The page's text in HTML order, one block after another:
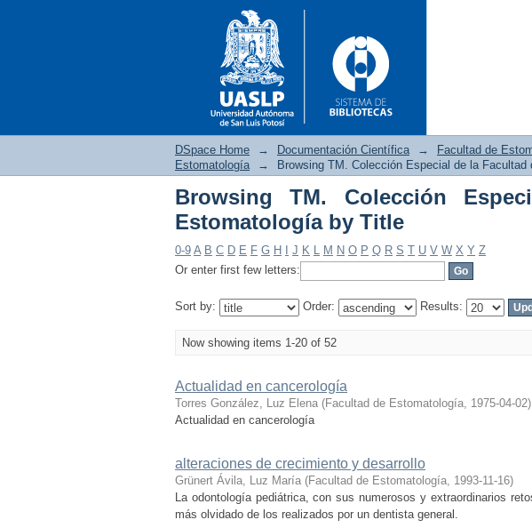
Browsing TM. Colección Especial
DSpace Home → Documentación Científica → Facultad de
Estomatología
→ Browsing TM. Colección Especial de la
Browsing TM. Colección
Estomatología by Title
0-9 A B C D E F G H J K L M N O P Q R S T U V W X Y Z
Or enter first few letters:
Sort by: Order: Results:
Now showing items 1-20 of 52
Actualidad en cancerología
Torres González, Luz Elena (Facultad de Estomatología, 1975-04-02)
Actualidad en cancerología
alteraciones de crecimiento y desarrollo
Grünert Ávila, Luz María (Facultad de Estomatología, 1993-11-16)
La odontología pediátrica, con sus numerosos y extraordinarios
más olvidado de los realizados por un dentista general.